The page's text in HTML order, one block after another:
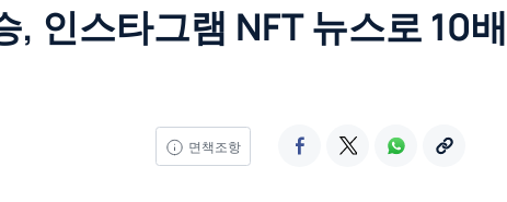
, 인스타그램 NFT 뉴스로 10
면책조항